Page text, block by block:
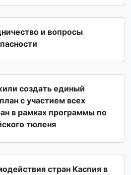
и вопросы
создать единый
с участием всех
в рамках программы по
тюленя
стран Каспия в